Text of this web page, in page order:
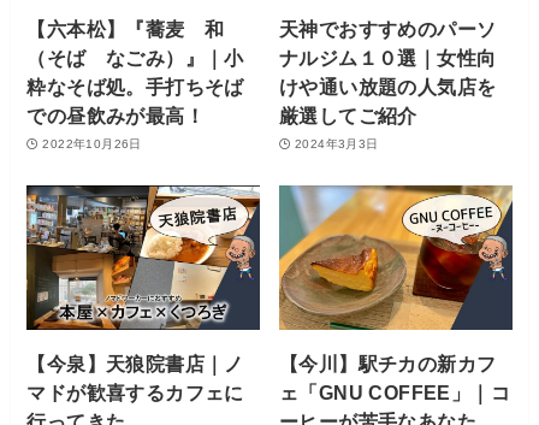
【六本松】『蕎麦 和
（そば なごみ）』｜小
粋なそば処。手打ちそば
での昼飲みが最高！
2022年10月26日
天神でおすすめのパーソ
ナルジム１０選｜女性向
けや通い放題の人気店を
厳選してご紹介
2024年3月3日
【今泉】天狼院書店｜ノ
マドが歓喜するカフェに
【今川】駅チカの新カフ
ェ「GNU COFFEE」｜コ